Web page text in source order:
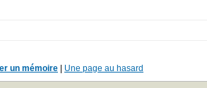
un mémoire Une page au hasard